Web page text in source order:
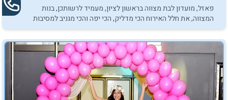
פאזל, מועדון לבת מצווה בראשון לציון, מעמיד לרשותכן, בנות
המצווה, את חלל האירוח הכי מדליק, הכי יפה והכי מגניב למסיבות
בת מצווה בלתי נשכחות. הכנסו, התרשמו ובואו לחגוג...